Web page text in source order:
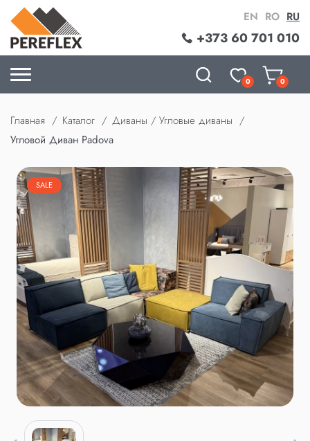
+373 60 701 010
EN RO RU
0 0
Главная Каталог
Диваны / Угловые диваны
Угловой Диван Padova
SALE